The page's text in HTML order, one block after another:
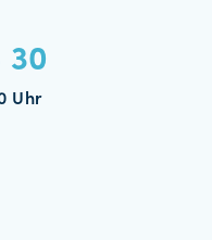
30
Uhr